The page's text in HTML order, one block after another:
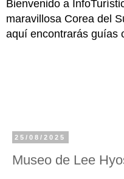
Bienvenido a
maravillosa Corea del
aquí encontrarás guías
25/08/2025
Museo de Lee